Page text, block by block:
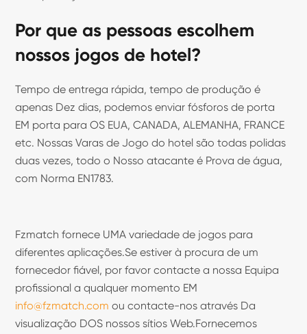
Por que as pessoas escolhem
nossos jogos de hotel?
Tempo de entrega rápida, tempo de produção é
apenas Dez dias, podemos enviar fósforos de porta
EM porta para OS EUA, CANADA, ALEMANHA, FRANCE
etc. Nossas Varas de Jogo do hotel são todas polidas
duas vezes, todo o Nosso atacante é Prova de água,
com Norma EN1783.
Fzmatch fornece UMA variedade de jogos para
diferentes aplicações.Se estiver à procura de um
fornecedor fiável, por favor contacte a nossa Equipa
profissional a qualquer momento EM
info@fzmatch.com ou contacte-nos através Da
visualização DOS nossos sítios Web.Fornecemos